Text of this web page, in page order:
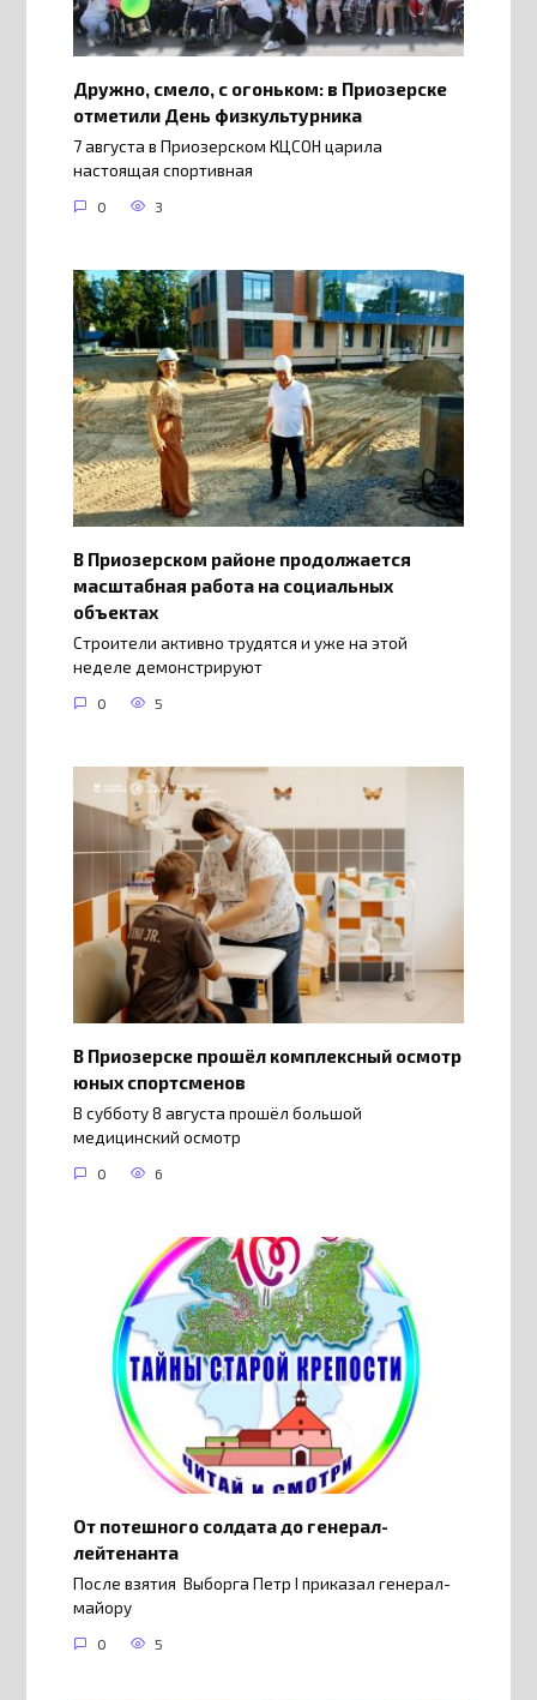
Дружно, смело, с огоньком: в Приозерске
отметили День физкультурника
7 августа в Приозерском КЦСОН царила
настоящая спортивная
0 3
В Приозерском районе продолжается
масштабная работа на социальных
объектах
Строители активно трудятся и уже на этой
неделе демонстрируют
0 5
В Приозерске прошёл комплексный осмотр
юных спортсменов
В субботу 8 августа прошёл большой
медицинский осмотр
0 6
От потешного солдата до генерал-
лейтенанта
После взятия Выборга Петр I приказал генерал-
майору
0 5